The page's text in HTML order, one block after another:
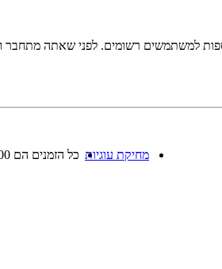
למשתמשים רשומים. לפני שאתה
כל הזמנים הם מחיקת עוגיות